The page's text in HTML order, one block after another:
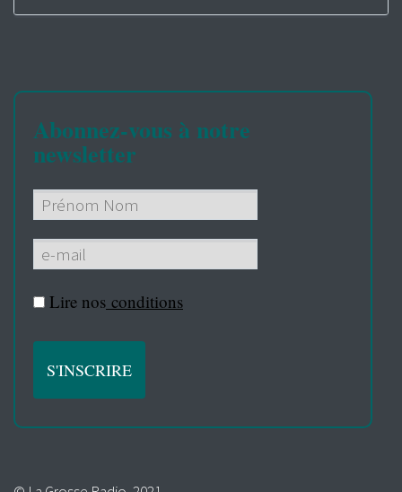
Abonnez-vous à notre
newsletter
Lire nos conditions